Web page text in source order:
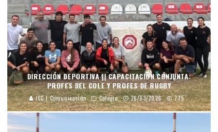
DIRECCIÓN DEPORTIVA || CAPACITACIÓN CONJUNTA:
PROFES DEL COLE Y PROFES DE RUGBY
JCC | Comunicación Colegio 26/03/2026 775